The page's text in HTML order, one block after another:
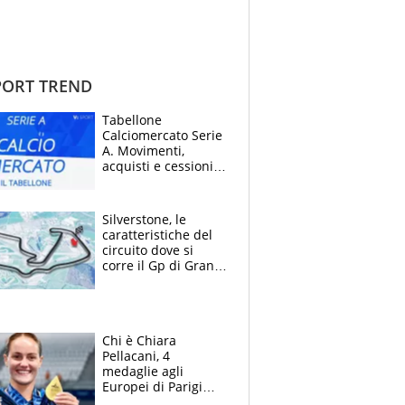
TREND
Tabellone
Calciomercato Serie
A. Movimenti,
acquisti e cessioni:
Silverstone, le
caratteristiche del
circuito dove si
corre il Gp di Gran
Chi è Chiara
Pellacani, 4
medaglie agli
Europei di Parigi